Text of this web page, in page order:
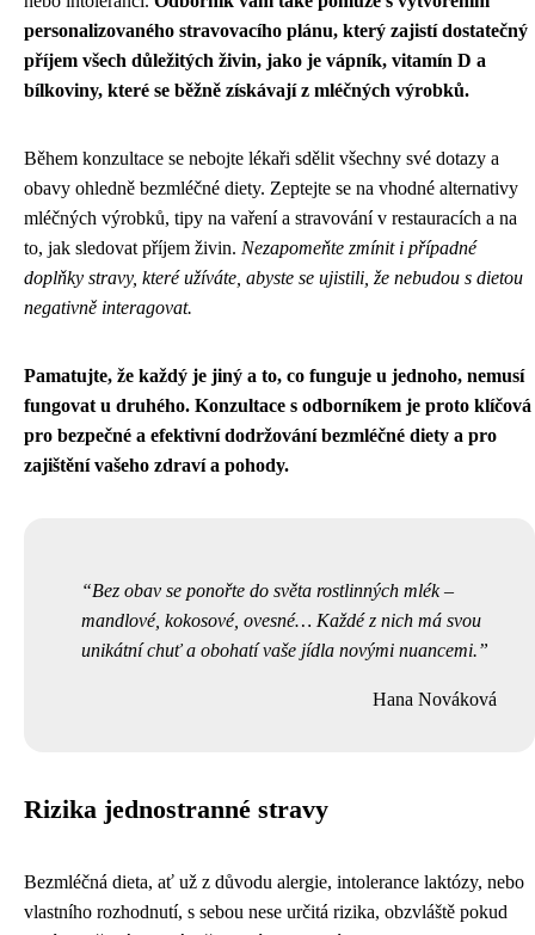
personalizovaného stravovacího plánu, který zajistí dostatečný
příjem všech důležitých živin, jako je vápník, vitamín D a
bílkoviny, které se běžně získávají z mléčných výrobků.
Během konzultace se nebojte lékaři sdělit všechny své dotazy a
obavy ohledně bezmléčné diety. Zeptejte se na vhodné alternativy
mléčných výrobků, tipy na vaření a stravování v restauracích a na
to, jak sledovat příjem živin. Nezapomeňte zmínit i případné
doplňky stravy, které užíváte, abyste se ujistili, že nebudou s dietou
negativně interagovat.
Pamatujte, že každý je jiný a to, co funguje u jednoho, nemusí
fungovat u druhého. Konzultace s odborníkem je proto klíčová
pro bezpečné a efektivní dodržování bezmléčné diety a pro
zajištění vašeho zdraví a pohody.
Bez obav se ponořte do světa rostlinných mlék –
mandlové, kokosové, ovesné… Každé z nich má svou
unikátní chuť a obohatí vaše jídla novými nuancemi.
Hana Nováková
Rizika jednostranné stravy
Bezmléčná dieta, ať už z důvodu alergie, intolerance laktózy, nebo
vlastního rozhodnutí, s sebou nese určitá rizika, obzvláště pokud